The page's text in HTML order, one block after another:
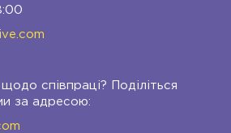
співпраці? Поділіться
за адресою: